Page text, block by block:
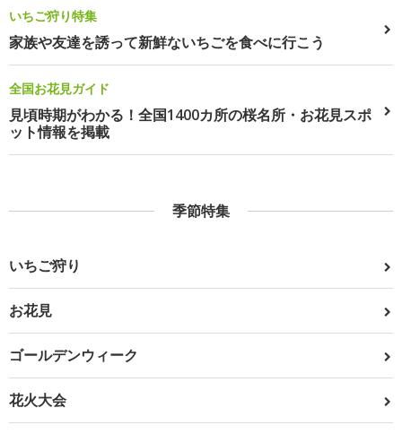
いちご狩り特集
家族や友達を誘って新鮮ないちごを食べに行こう
全国お花見ガイド
見頃時期がわかる！全国1400カ所の桜名所・お花見スポ
ット情報を掲載
季節特集
いちご狩り
お花見
ゴールデンウィーク
花火大会